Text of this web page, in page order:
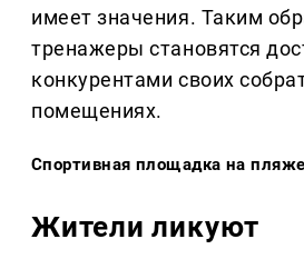
имеет значения. Таким
тренажеры становятся
конкурентами своих
помещениях.
Спортивная площадка на
Жители ликуют